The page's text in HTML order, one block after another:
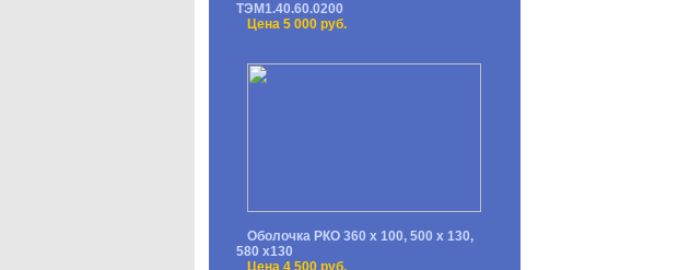
ТЭМ1.40.60.0200
Цена 5 000 руб.
Оболочка РКО 360 х 100, 500 х 130,
580 х130
Цена 4 500 руб.